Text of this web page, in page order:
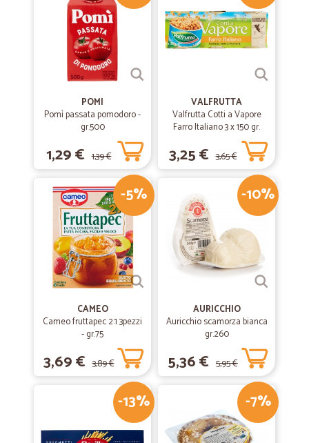
POMI
Pomì passata pomodoro -
gr.500
1,29 € 1,39 €
VALFRUTTA
Valfrutta Cotti a Vapore
Farro Italiano 3 x 150 gr.
3,25 € 3,65 €
-5%
CAMEO
Cameo fruttapec 2:1 3pezzi
- gr.75
3,69 € 3,89 €
-10%
AURICCHIO
Auricchio scamorza bianca
gr.260
5,36 € 5,95 €
-13% -7%